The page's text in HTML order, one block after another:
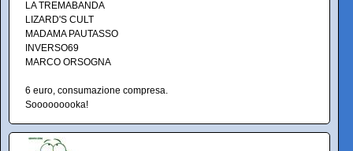
LA TREMABANDA
LIZARD'S CULT
MADAMA PAUTASSO
INVERSO69
MARCO ORSOGNA
6 euro, consumazione compresa.
Sooooooooka!